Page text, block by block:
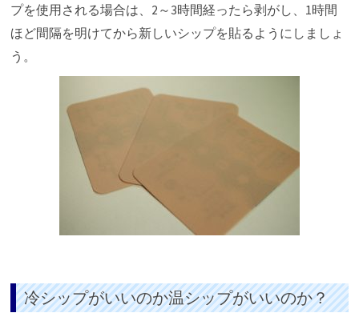
プを使用される場合は、2～3時間経ったら剥がし、1時間
ほど間隔を明けてから新しいシップを貼るようにしましょ
う。
冷シップがいいのか温シップがいいのか？